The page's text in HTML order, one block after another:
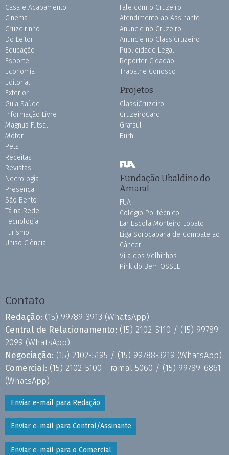
Casa e Acabamento
Cinema
Cruzeirinho
Do Leitor
Educação
Esporte
Economia
Editorial
Exterior
Guia Saúde
Informação Livre
Magnus Futsal
Motor
Pets
Receitas
Revistas
Necrologia
Presença
São Bento
Tá na Rede
Tecnologia
Turismo
Uniso Ciência
Fale com o Cruzeiro
Atendimento ao Assinante
Anuncie no Cruzeiro
Anuncie no ClassiCruzeiro
Publicidade Legal
Repórter Cidadão
Trabalhe Conosco
Projetos
ClassiCruzeiro
CruzeiroCard
Grafsul
Burh
Fundação Ubaldino do
Amaral
FUA
Colégio Politécnico
Lar Escola Monteiro Lobato
Liga Sorocabana de Combate ao
Câncer
Vila dos Velhinhos
Pink do Bem OSSEL
Contato
Redação: (15) 99789-3913 (WhatsApp)
Central de Relacionamento: (15) 2102-5110 / (15) 99789-
2099 (WhatsApp)
Negociação: (15) 2102-5195 / (15) 99788-3219 (WhatsApp)
Comercial: (15) 2102-5100 - ramal 5060 / (15) 99789-6861
(WhatsApp)
Enviar e-mail para Redação
Enviar e-mail para Central/Assinante
Enviar e-mail para o Comercial